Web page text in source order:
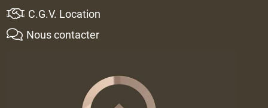
C.G.V. Location
Nous contacter